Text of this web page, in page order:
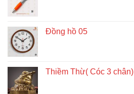
Đồng hồ 05
Thiềm Thừ( Cóc 3 chân)